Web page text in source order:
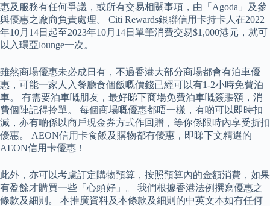
惠及服務有任何爭議，或所有交易相關事項，由「Agoda」及參
與優惠之廠商負責處理。 Citi Rewards銀聯信用卡持卡人在2022
年10月14日起至2023年10月14日單筆消費交易$1,000港元，就可
以入環亞lounge一次。
雖然商場優惠未必成日有，不過香港大部分商場都會有泊車優
惠，可能一家人入餐廳食個飯嘅價錢已經可以有1-2小時免費泊
車。 有需要泊車嘅朋友，最好睇下商場免費泊車嘅簽賬額，消
費個陣記得拎單。 每個商場嘅優惠都唔一樣，有啲可以即時扣
減，亦有啲係以商戶現金券方式作回贈，等你係限時內享受折扣
優惠。 AEON信用卡食飯及購物都有優惠，即睇下文精選的
AEON信用卡優惠！
此外，亦可以考慮訂定購物預算，按照預算內的金額消費，如果
有盈餘才購買一些「心頭好」。 我們根據香港法例撰寫優惠之
條款及細則。 本推廣資料及本條款及細則的中英文本如有任何